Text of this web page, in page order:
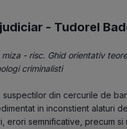
- Tudorel
- risc. Ghid orientativ
criminalisti
din cercurile de
in inconstient alaturi
erori semnificative, precum si